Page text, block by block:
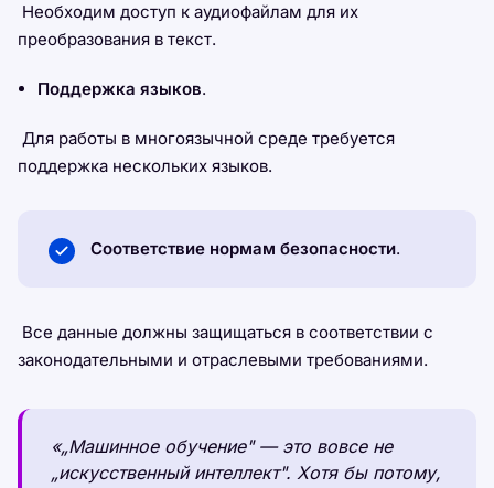
Необходим доступ к аудиофайлам для их
преобразования в текст.
Поддержка языков.
Для работы в многоязычной среде требуется
поддержка нескольких языков.
Соответствие нормам безопасности.
Все данные должны защищаться в соответствии с
законодательными и отраслевыми требованиями.
«„Машинное обучение" — это вовсе не
„искусственный интеллект". Хотя бы потому,